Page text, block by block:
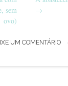
sem
ovo)
→
UM COMENTÁRIO